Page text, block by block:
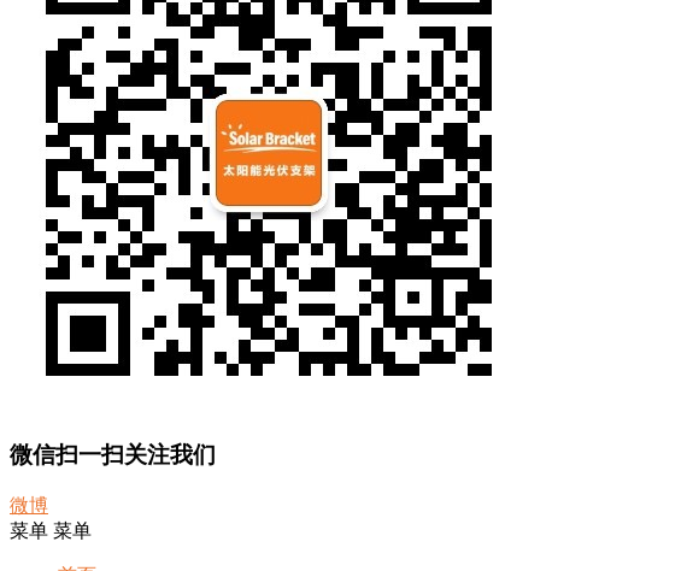
微信扫一扫关注我们
微博
菜单 菜单